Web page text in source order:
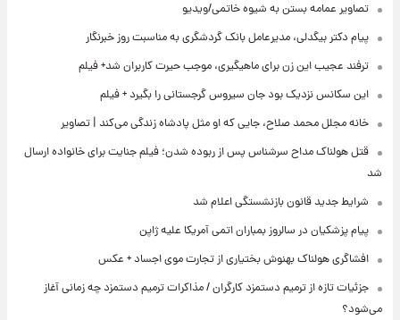
تصاویر عمامه بستن به شیوه خاتمی/ویدیو
پیام دکتر بیگدلی، مدیرعامل بانک گردشگری به مناسبت روز خبرنگار
ترفند عجیب این زن برای ماهیگیری، موجب حیرت کاربران شد+ فیلم
این سکانس نزدیک بود جان سیروس گرجستانی را بگیرد + فیلم
خانه مجلل محمد صلاح، جایی که او مثل پادشاه زندگی می‌کند | تصاویر
قتل هولناک مداح سرشناس پس از ربوده شدن؛ فیلم جنایت برای خانواده ارسال
شد
شرایط جدید قانون بازنشستگی اعلام شد
پیام پزشکیان در سالروز بمباران اتمی آمریکا علیه ژاپن
افشاگری هولناک بهنوش بختیاری از تجارت موی اجساد + عکس
جزئیات تازه از ترمیم دستمزد کارگران / مذاکرات ترمیم دستمزد چه زمانی آغاز
می‌شود؟